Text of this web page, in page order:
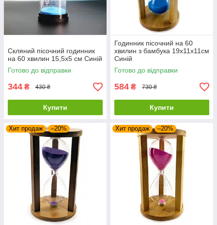
Скляний пісочний годинник
на 60 хвилин 15,5х5 см Синій
Готово до відправки
344 ₴ 430 ₴
Купити
Годинник пісочний на 60
хвилин з бамбука 19х11х11см
Синій
Готово до відправки
584 ₴ 730 ₴
Купити
Хит продаж –20% Хит продаж –20%